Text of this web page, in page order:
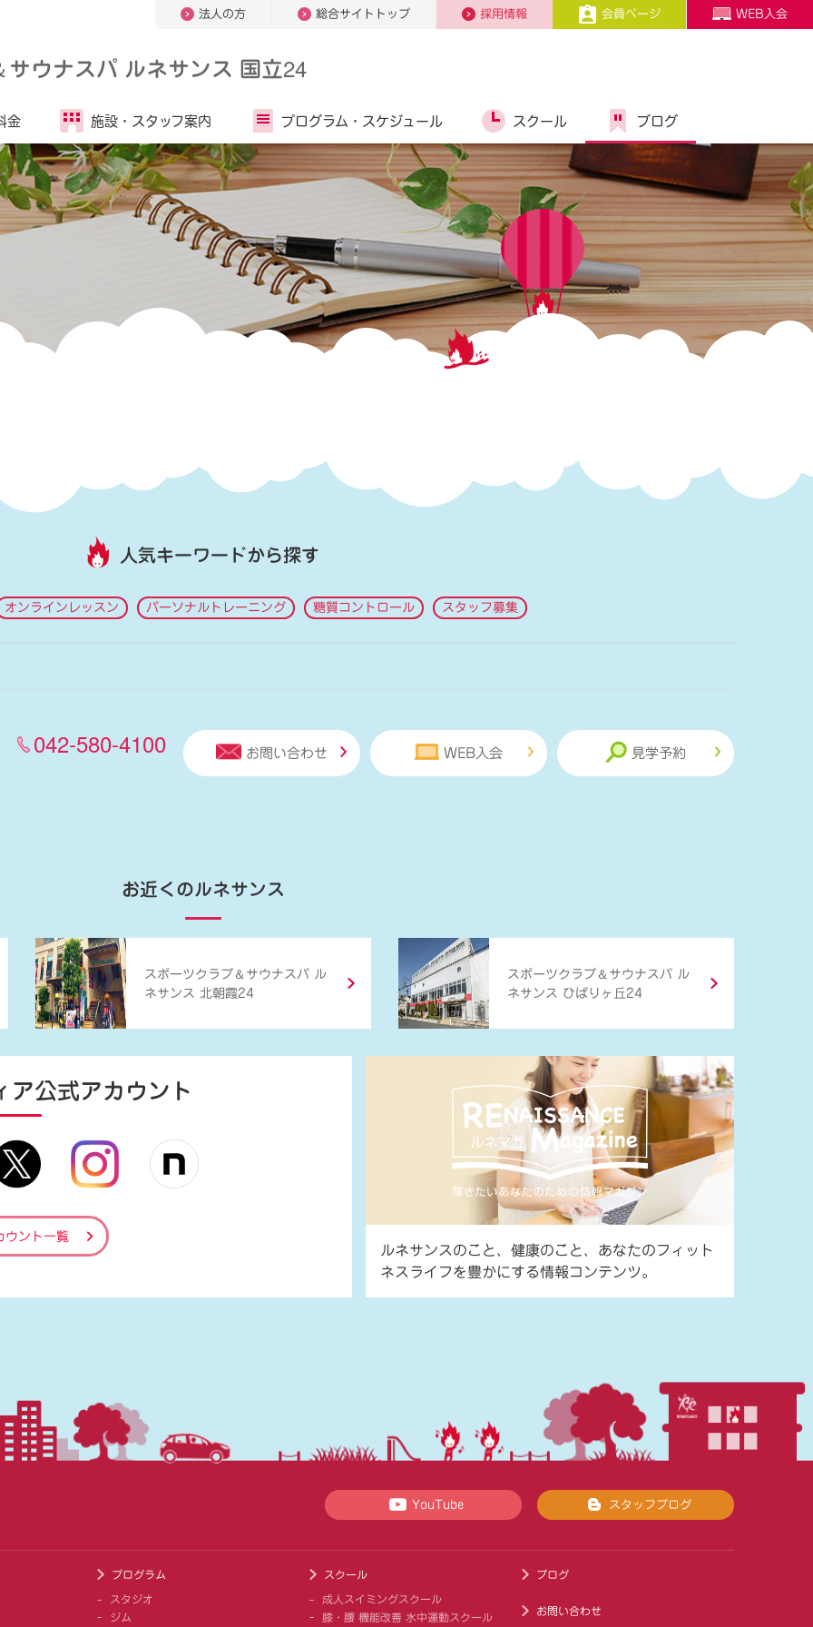
法人の方 総合サイトトップ 採用情報 会員ページ WEB入会
サウナスパ ルネサンス 国立24
金 施設・ スタッフ案内 プログラム・ スケジュール スクール ブログ
人気キーワードから探す
オンラインレッスン パーソナルトレーニング 糖質コントロール スタッフ募集
042-580-4100 お問い合わせ WEB入会 見学予約
お近くのルネサンス
スポーツクラブ ＆ サウナスパ ル
ネサンス 北朝霞24
スポーツクラブ ＆ サウナスパ ル
ネサンス ひばりヶ丘24
ア公式アカウント
ウント一覧
ルネサンスのこと、健康のこと、あなたのフィット
ネスライフを豊かにする情報コンテンツ。
YouTube スタッフブログ
プログラム
スタジオ
ジム
スクール
成人スイミングスクール
膝・腰 機能改善 水中運動スクール
ブログ
お問い合わせ